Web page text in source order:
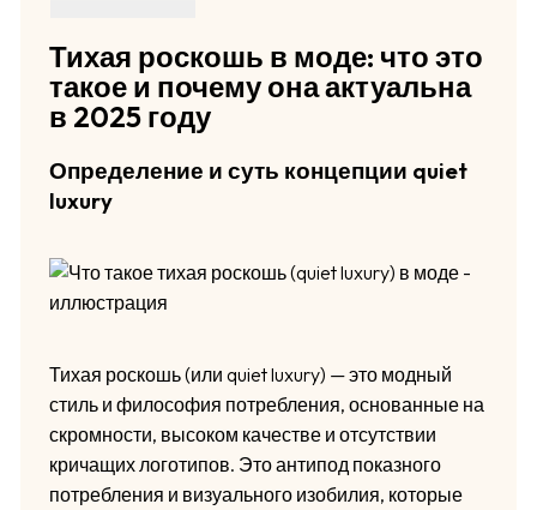
Тихая роскошь в моде: что это
такое и почему она актуальна
в 2025 году
Определение и суть концепции quiet
luxury
Тихая роскошь (или quiet luxury) — это модный
стиль и философия потребления, основанные на
скромности, высоком качестве и отсутствии
кричащих логотипов. Это антипод показного
потребления и визуального изобилия, которые